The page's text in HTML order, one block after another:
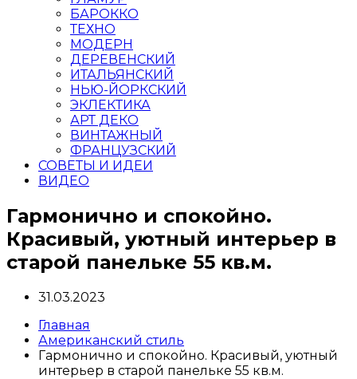
БАРОККО
ТЕХНО
МОДЕРН
ДЕРЕВЕНСКИЙ
ИТАЛЬЯНСКИЙ
НЬЮ-ЙОРКСКИЙ
ЭКЛЕКТИКА
АРТ ДЕКО
ВИНТАЖНЫЙ
ФРАНЦУЗСКИЙ
СОВЕТЫ И ИДЕИ
ВИДЕО
Гармонично и спокойно.
Красивый, уютный интерьер в
старой панельке 55 кв.м.
31.03.2023
Главная
Американский стиль
Гармонично и спокойно. Красивый, уютный
интерьер в старой панельке 55 кв.м.